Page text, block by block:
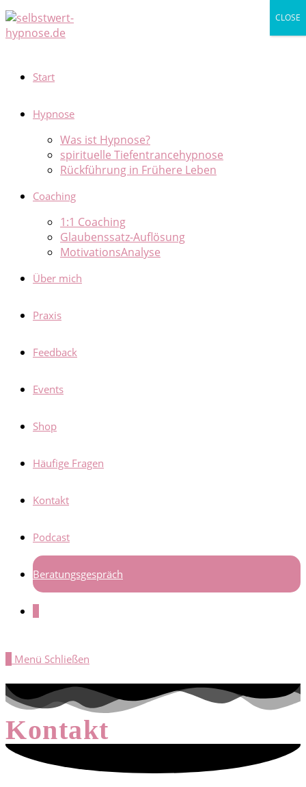
Zum
Inhalt
springen
Start
Hypnose
Was ist Hypnose?
spirituelle Tiefentrancehypnose
Rückführung in Frühere Leben
Coaching
1:1 Coaching
Glaubenssatz-Auflösung
MotivationsAnalyse
Über mich
Praxis
Feedback
Events
Shop
Häufige Fragen
Kontakt
Podcast
Beratungsgespräch
Menü Schließen
Kontakt
CLOSE